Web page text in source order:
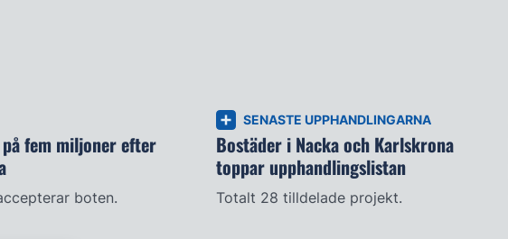
på fem miljoner efter
boten.
SENASTE UPPHANDLINGARNA
Bostäder i Nacka och Karlskrona
toppar upphandlingslistan
Totalt 28 tilldelade projekt.